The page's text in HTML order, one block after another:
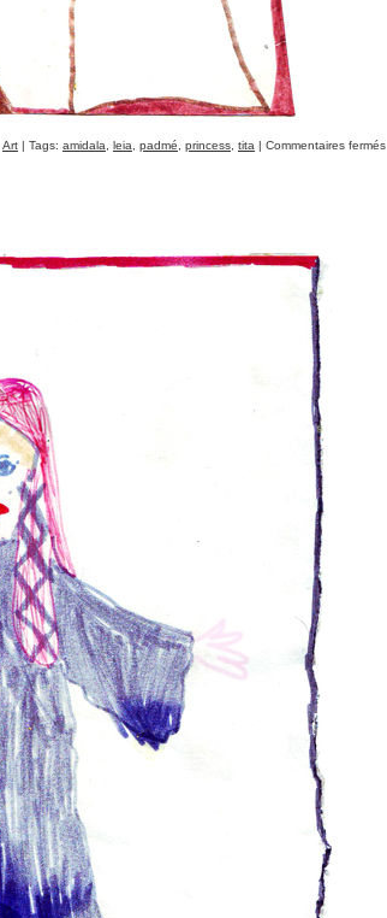
Art | Tags: amidala leia padmé princess tita | Commentaires fermés